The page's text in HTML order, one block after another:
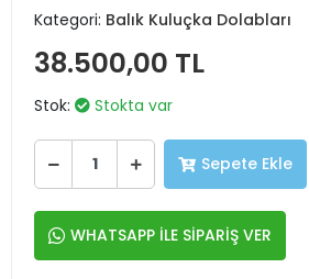
Kategori: Balık Kuluçka Dolabları
38.500,00 TL
Stok: Stokta var
Sepete Ekle
WHATSAPP İLE SİPARİŞ VER